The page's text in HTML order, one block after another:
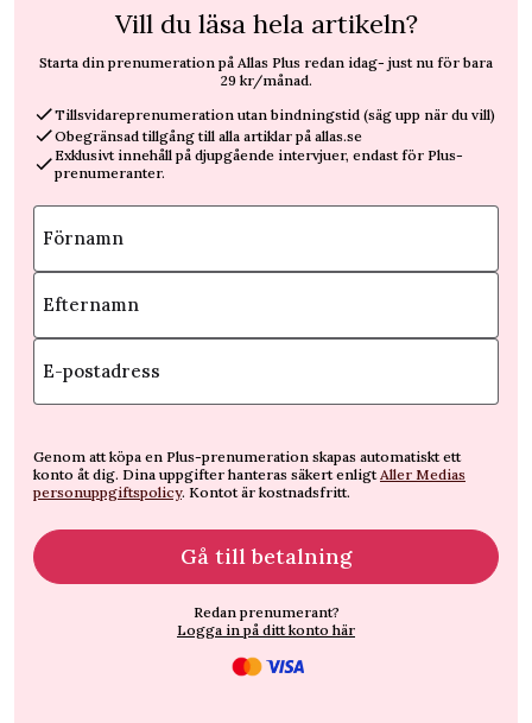
Vill du läsa hela artikeln?
Starta din prenumeration på Allas Plus redan idag- just nu för bara
29 kr/månad.
Tillsvidareprenumeration utan bindningstid (säg upp när du vill)
Obegränsad tillgång till alla artiklar på allas.se
Exklusivt innehåll på djupgående intervjuer, endast för Plus-
prenumeranter.
Förnamn
Efternamn
E-postadress
Genom att köpa en Plus-prenumeration skapas automatiskt ett
konto åt dig. Dina uppgifter hanteras säkert enligt Aller Medias
personuppgiftspolicy. Kontot är kostnadsfritt.
Gå till betalning
Redan prenumerant?
Logga in på ditt konto här